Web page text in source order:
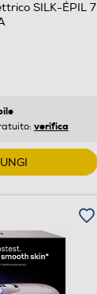
SILK-ÉPIL 7
verifica